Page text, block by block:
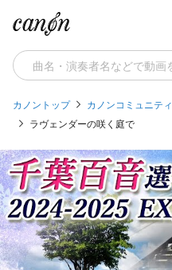
カノントップ カノンコミュニティ
ラヴェンダーの咲く庭で